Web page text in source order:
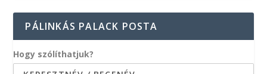
PÁLINKÁS PALACK POSTA
Hogy szólíthatjuk?